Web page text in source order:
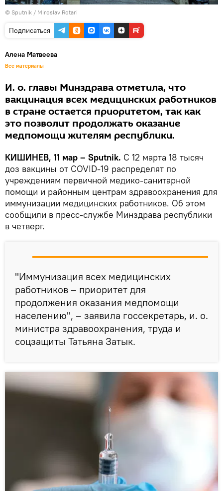
© Sputnik / Miroslav Rotari
Подписаться
Алена Матвеева
Все материалы
И. о. главы Минздрава отметила, что
вакцинация всех медицинских работников
в стране остается приоритетом, так как
это позволит продолжать оказание
медпомощи жителям республики.
КИШИНЕВ, 11 мар – Sputnik. С 12 марта 18 тысяч
доз вакцины от COVID-19 распределят по
учреждениям первичной медико-санитарной
помощи и районным центрам здравоохранения для
иммунизации медицинских работников. Об этом
сообщили в пресс-службе Минздрава республики
в четверг.
"Иммунизация всех медицинских
работников – приоритет для
продолжения оказания медпомощи
населению", – заявила госсекретарь, и. о.
министра здравоохранения, труда и
соцзащиты Татьяна Затык.